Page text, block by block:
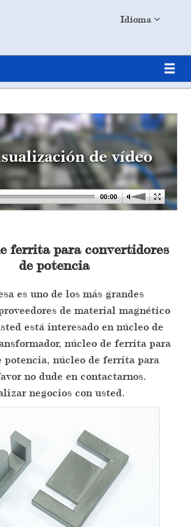
Idioma
de vídeo
ferrita para convertidores
de potencia
es uno de los más grandes
de material magnético
está interesado en núcleo de
núcleo de ferrita para
potencia, núcleo de ferrita para
no dude en contactarnos.
negocios con usted.